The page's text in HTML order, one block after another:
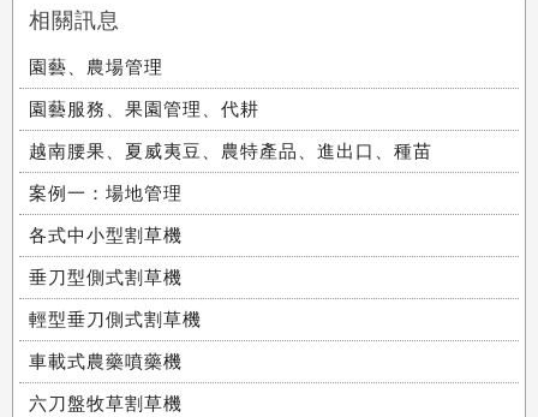
相關訊息
園藝、農場管理
園藝服務、果園管理、代耕
越南腰果、夏威夷豆、農特產品、進出口、種苗
案例一：場地管理
各式中小型割草機
垂刀型側式割草機
輕型垂刀側式割草機
車載式農藥噴藥機
六刀盤牧草割草機